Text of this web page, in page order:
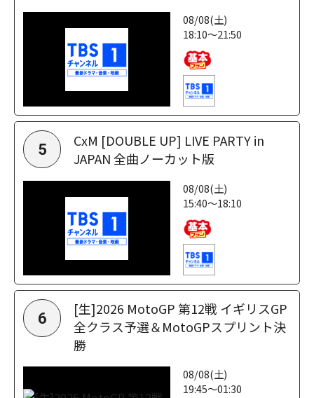
08/08(土)
18:10～21:50
5
CxM [DOUBLE UP] LIVE PARTY in
JAPAN 全曲ノーカット版
08/08(土)
15:40～18:10
6
[生]2026 MotoGP 第12戦 イギリスGP
全クラス予選＆MotoGPスプリント決
勝
08/08(土)
19:45～01:30